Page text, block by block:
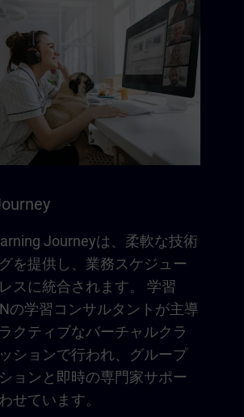
Journeyは、柔軟な技術
を提供し、業務スケジュー
スに統合されます。 学習
の学習コンサルタントが主導
クティブなバーチャルクラ
ションで行われ、グループ
ョンと即時の専門家サポー
せています。